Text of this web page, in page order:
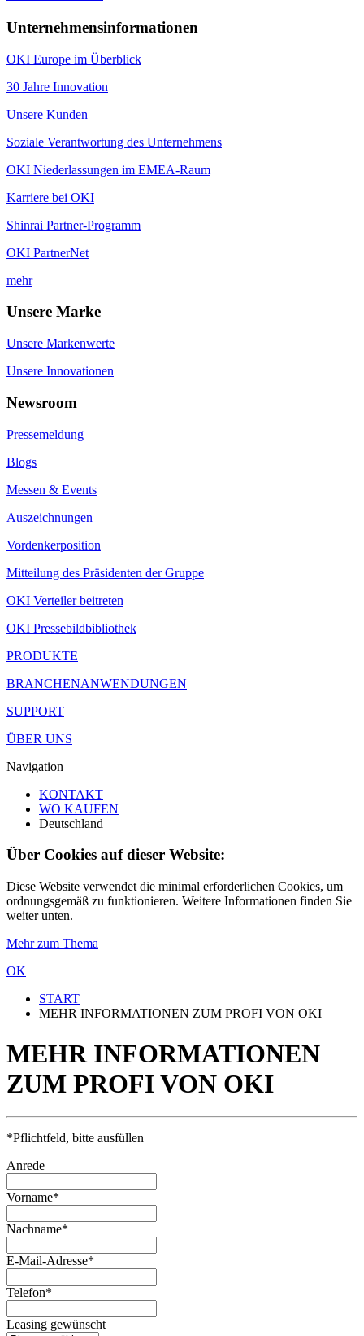
Unternehmensinformationen
OKI Europe im Überblick
30 Jahre Innovation
Unsere Kunden
Soziale Verantwortung des Unternehmens
OKI Niederlassungen im EMEA-Raum
Karriere bei OKI
Shinrai Partner-Programm
OKI PartnerNet
mehr
Unsere Marke
Unsere Markenwerte
Unsere Innovationen
Newsroom
Pressemeldung
Blogs
Messen & Events
Auszeichnungen
Vordenkerposition
Mitteilung des Präsidenten der Gruppe
OKI Verteiler beitreten
OKI Pressebildbibliothek
PRODUKTE
BRANCHENANWENDUNGEN
SUPPORT
ÜBER UNS
Navigation
KONTAKT
WO KAUFEN
Deutschland
Über Cookies auf dieser Website:
Diese Website verwendet die minimal erforderlichen Cookies, um
ordnungsgemäß zu funktionieren. Weitere Informationen finden Sie
weiter unten.
Mehr zum Thema
OK
START
MEHR INFORMATIONEN ZUM PROFI VON OKI
MEHR INFORMATIONEN
ZUM PROFI VON OKI
*Pflichtfeld, bitte ausfüllen
Anrede
Vorname*
Nachname*
E-Mail-Adresse*
Telefon*
Leasing gewünscht